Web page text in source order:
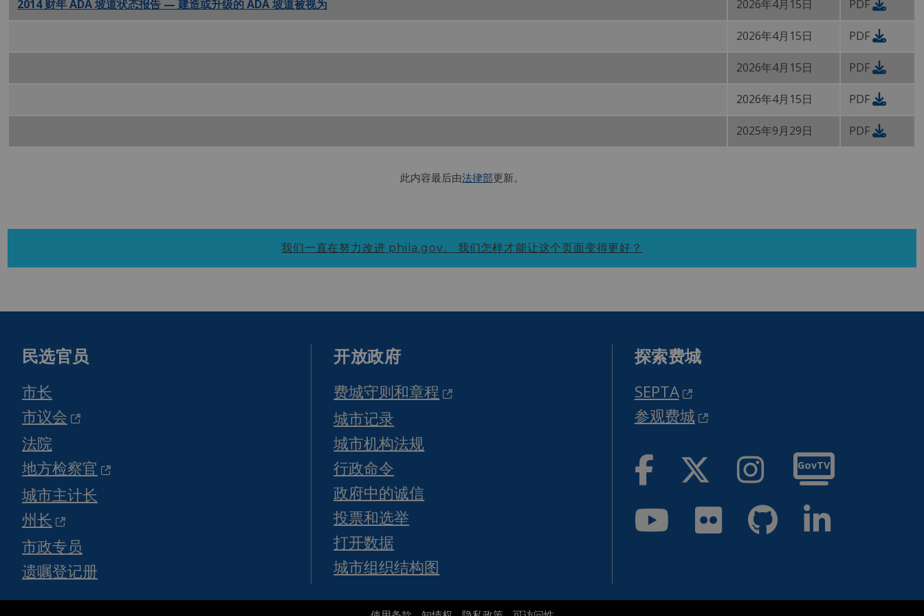
2014 财年 ADA 坡道状态报告 — 建造或升级的 ADA 坡道被视为 2026年4月15日 PDF
2026年4月15日 PDF
2026年4月15日 PDF
2026年4月15日 PDF
2025年9月29日 PDF
此内容最后由法律部更新。
我们一直在努力改进 phila.gov。 我们怎样才能让这个页面变得更好？
民选官员
市长
市议会
法院
地方检察官
城市主计长
州长
市政专员
遗嘱登记册
开放政府
费城守则和章程
城市记录
城市机构法规
行政命令
政府中的诚信
投票和选举
打开数据
城市组织结构图
探索费城
SEPTA
参观费城
脸书 推特 InstagGovTV
优酷 Flickr GitH 领英